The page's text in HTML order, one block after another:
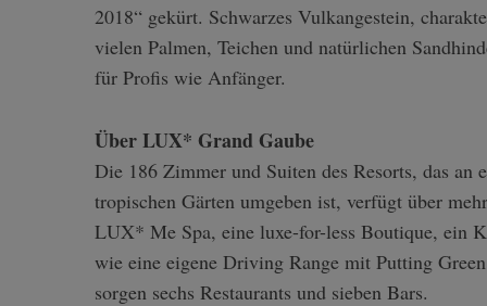
2018“ gekürt. Schwarzes Vulkangestein,
vielen Palmen, Teichen und natürlichen
für Profis wie Anfänger.
Über LUX* Grand Gaube
Die 186 Zimmer und Suiten des Resorts, das
tropischen Gärten umgeben ist, verfügt über
LUX* Me Spa, eine luxe-for-less Boutique, ein
wie eine eigene Driving Range mit Putting
sorgen sechs Restaurants und sieben Bars.